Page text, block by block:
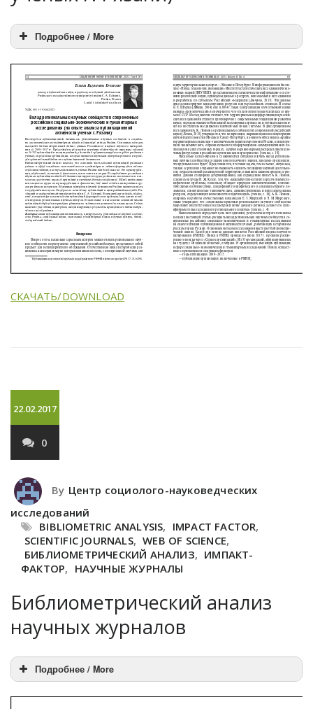
Подробнее / More
СКАЧАТЬ/DOWNLOAD
22.02.2017
0
By Центр социолого-науковедческих
исследований
BIBLIOMETRIC ANALYSIS, IMPACT FACTOR,
SCIENTIFIC JOURNALS, WEB OF SCIENCE,
БИБЛИОМЕТРИЧЕСКИЙ АНАЛИЗ, ИМПАКТ-
ФАКТОР, НАУЧНЫЕ ЖУРНАЛЫ
Библиометрический анализ
научных журналов
Подробнее / More